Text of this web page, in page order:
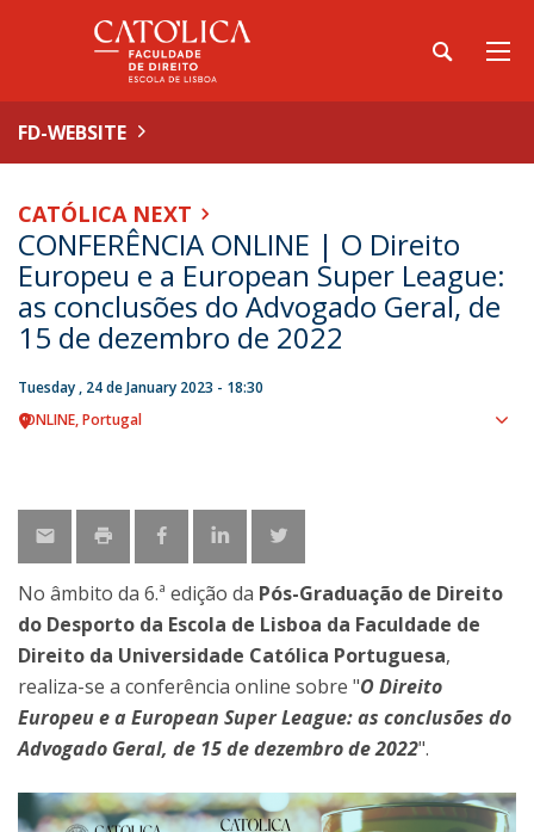
FD-WEBSITE
CATÓLICA NEXT
CONFERÊNCIA ONLINE | O Direito
Europeu e a European Super League:
as conclusões do Advogado Geral, de
15 de dezembro de 2022
Tuesday , 24 de January 2023 - 18:30
ONLINE Portugal
No âmbito da 6.ª edição da Pós-Graduação de Direito
do Desporto da Escola de Lisboa da Faculdade de
Direito da Universidade Católica Portuguesa,
realiza-se a conferência online sobre "O Direito
Europeu e a European Super League: as conclusões do
Advogado Geral, de 15 de dezembro de 2022".